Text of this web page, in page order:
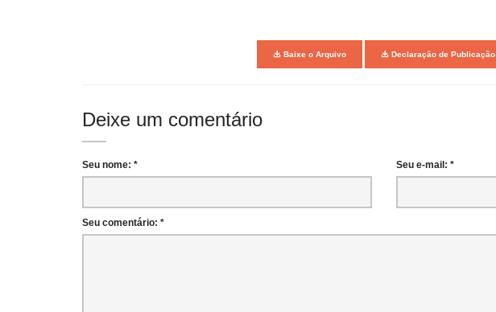
Baixe o Arquivo Declaração de Publicação
Deixe um comentário
Seu nome: * Seu e-mail: *
Seu comentário: *